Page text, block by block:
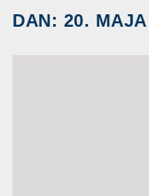
DAN: 20.